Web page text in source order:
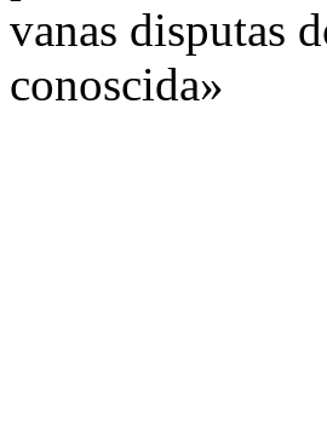
vanas disputas
conoscida»